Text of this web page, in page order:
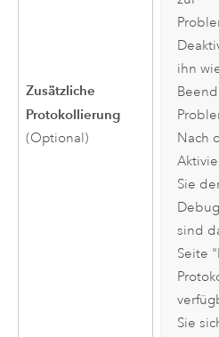
Zusätzliche
Protokollierung
(Optional)
ihn
Nach
Sie
sind
Seite
Sie